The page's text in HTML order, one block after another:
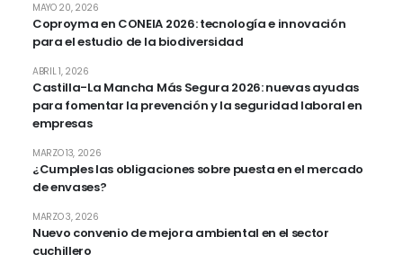
Coproyma en CONEIA 2026: tecnología e innovación
para el estudio de la biodiversidad
MAYO 20, 2026
Castilla-La Mancha Más Segura 2026: nuevas ayudas
para fomentar la prevención y la seguridad laboral en
empresas
ABRIL 1, 2026
¿Cumples las obligaciones sobre puesta en el mercado
de envases?
MARZO 13, 2026
Nuevo convenio de mejora ambiental en el sector
cuchillero
MARZO 3, 2026